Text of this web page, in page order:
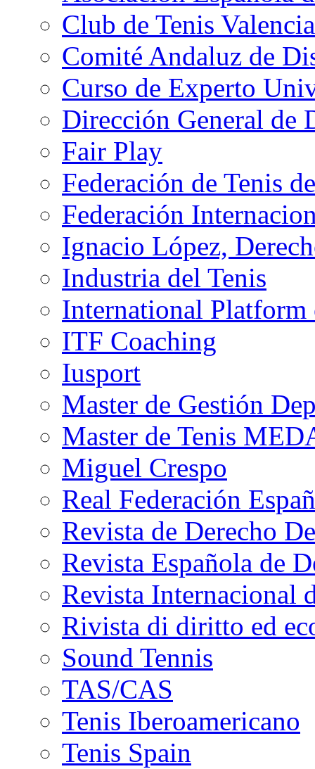
Club de Tenis Valencia
Comité Andaluz de
Curso de Experto
Dirección General de
Fair Play
Federación de Tenis
Federación
Ignacio López,
Industria del Tenis
International
ITF Coaching
Iusport
Master de Gestión
Master de Tenis
Miguel Crespo
Real Federación
Revista de Derecho
Revista Española de
Revista Internacional
Rivista di diritto ed
Sound Tennis
TAS/CAS
Tenis Iberoamericano
Tenis Spain